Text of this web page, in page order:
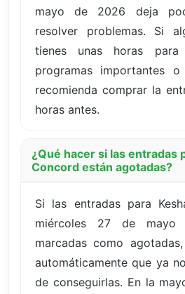
mayo de 2026 deja
resolver problemas. Si
tienes unas horas para
programas importantes
recomienda comprar la
horas antes.
¿Qué hacer si las entradas
Concord están agotadas?
Si las entradas para
miércoles 27 de
marcadas como
automáticamente que ya
de conseguirlas. En la